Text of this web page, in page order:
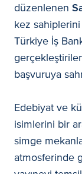
düzenlenen
kez
Türkiye İş
başvuruya
Edebiyat ve
isimlerini bir
simge
atmosferinde